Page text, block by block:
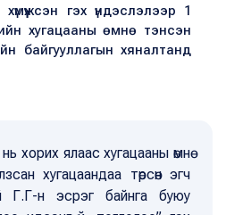
гэх үндэслэлээр 1
хугацааны өмнө тэнсэн
байгууллагын хяналтанд
хорих ялаас хугацааны өмнө
хугацаандаа төрсөн эгч
Г.Г-н эсрэг байнга буюу